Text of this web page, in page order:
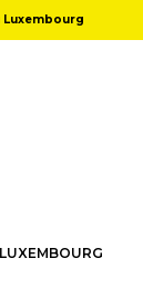
Luxembourg